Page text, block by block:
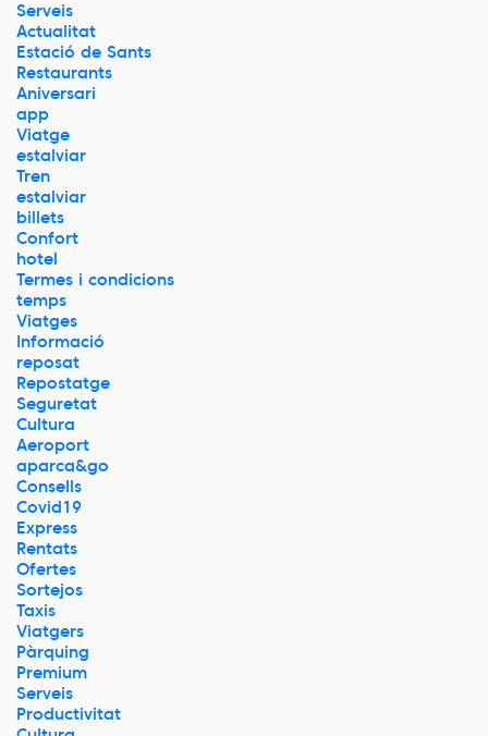
Serveis
Actualitat
Estació de Sants
Restaurants
Aniversari
app
Viatge
estalviar
Tren
estalviar
billets
Confort
hotel
Termes i condicions
temps
Viatges
Informació
reposat
Repostatge
Seguretat
Cultura
Aeroport
aparca&go
Consells
Covid19
Express
Rentats
Ofertes
Sortejos
Taxis
Viatgers
Pàrquing
Premium
Serveis
Productivitat